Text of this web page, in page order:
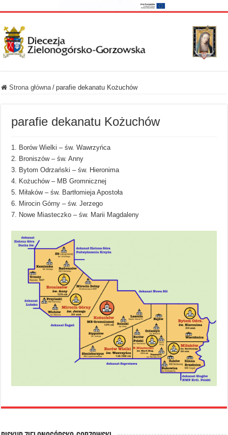
Strona główna / parafie dekanatu Kożuchów
parafie dekanatu Kożuchów
1. Borów Wielki – św. Wawrzyńca
2. Broniszów – św. Anny
3. Bytom Odrzański – św. Hieronima
4. Kożuchów – MB Gromnicznej
5. Miłaków – św. Bartłomieja Apostoła
6. Mirocin Górny – św. Jerzego
7. Nowe Miasteczko – św. Marii Magdaleny